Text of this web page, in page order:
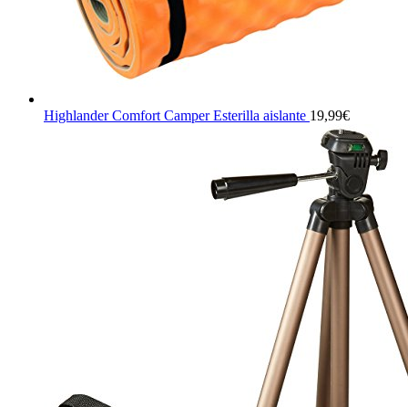
Highlander Comfort Camper Esterilla aislante 19,99€